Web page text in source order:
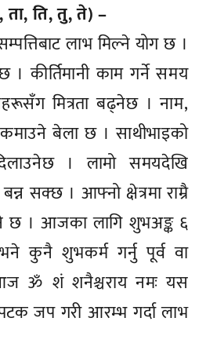
ता, ति, तु, ते) –
लाभ मिल्ने योग छ ।
। कीर्तिमानी काम गर्ने समय
मित्रता बढ्नेछ । नाम,
कमाउने बेला छ । साथीभाइको
। लामो समयदेखि
सक्छ । आफ्नो क्षेत्रमा राम्रै
छ । आजका लागि शुभअङ्क ६
कुनै शुभकर्म गर्नु पूर्व वा
आज ॐ शं शनैश्चराय नमः यस
जप गरी आरम्भ गर्दा लाभ